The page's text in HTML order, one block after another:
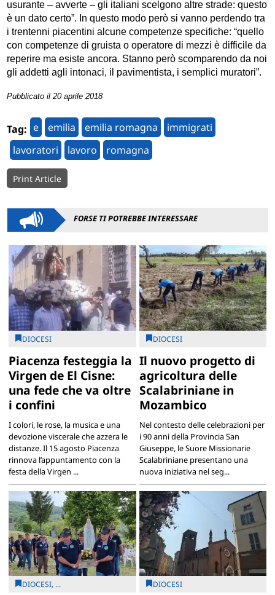
usurante – avverte – gli italiani scelgono altre strade: questo
è un dato certo”. In questo modo però si vanno perdendo tra
i trentenni piacentini alcune competenze specifiche: “quello
con competenze di gruista o operatore di mezzi è difficile da
reperire ma esiste ancora. Stanno però scomparendo da noi
gli addetti agli intonaci, il pavimentista, i semplici muratori”.
Pubblicato il 20 aprile 2018
Tag: e emilia emilia romagna
immigrati
lavoratori
lavoro romagna
Print Article
FORSE TI POTREBBE INTERESSARE
DIOCESI
Piacenza festeggia la
Virgen de El Cisne:
una fede che va oltre
i confini
I colori, le rose, la musica e una
devozione viscerale che azzera le
distanze. Il 15 agosto Piacenza
rinnova l’appuntamento con la
festa della Virgen ...
DIOCESI
Il nuovo progetto di
agricoltura delle
Scalabriniane in
Mozambico
Nel contesto delle celebrazioni per
i 90 anni della Provincia San
Giuseppe, le Suore Missionarie
Scalabriniane presentano una
nuova iniziativa nel seg...
DIOCESI, ... DIOCESI